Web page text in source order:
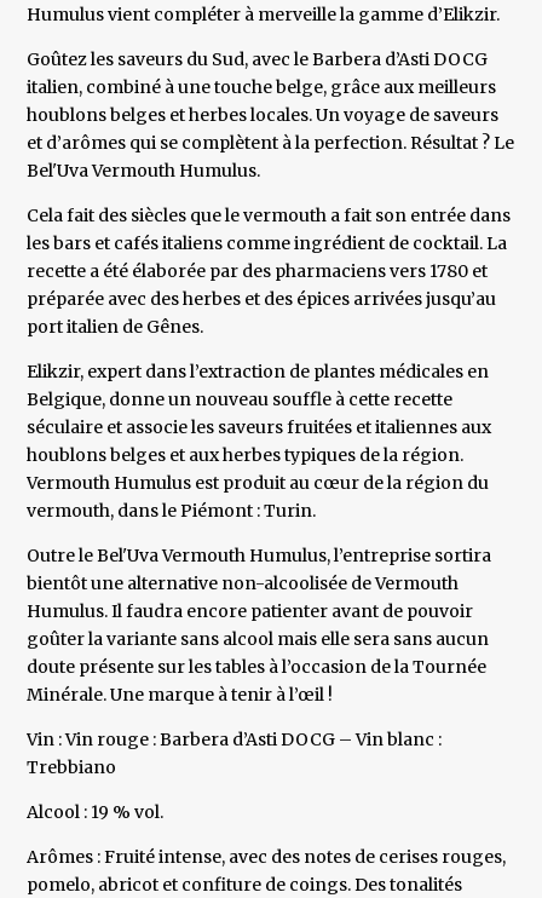
Humulus vient compléter à merveille la gamme d’Elikzir.
Goûtez les saveurs du Sud, avec le Barbera d’Asti DOCG
italien, combiné à une touche belge, grâce aux meilleurs
houblons belges et herbes locales. Un voyage de saveurs
et d’arômes qui se complètent à la perfection. Résultat ? Le
Bel'Uva Vermouth Humulus.
Cela fait des siècles que le vermouth a fait son entrée dans
les bars et cafés italiens comme ingrédient de cocktail. La
recette a été élaborée par des pharmaciens vers 1780 et
préparée avec des herbes et des épices arrivées jusqu’au
port italien de Gênes.
Elikzir, expert dans l’extraction de plantes médicales en
Belgique, donne un nouveau souffle à cette recette
séculaire et associe les saveurs fruitées et italiennes aux
houblons belges et aux herbes typiques de la région.
Vermouth Humulus est produit au cœur de la région du
vermouth, dans le Piémont : Turin.
Outre le Bel'Uva Vermouth Humulus, l’entreprise sortira
bientôt une alternative non-alcoolisée de Vermouth
Humulus. Il faudra encore patienter avant de pouvoir
goûter la variante sans alcool mais elle sera sans aucun
doute présente sur les tables à l’occasion de la Tournée
Minérale. Une marque à tenir à l’œil !
Vin : Vin rouge : Barbera d’Asti DOCG – Vin blanc :
Trebbiano
Alcool : 19 % vol.
Arômes : Fruité intense, avec des notes de cerises rouges,
pomelo, abricot et confiture de coings. Des tonalités